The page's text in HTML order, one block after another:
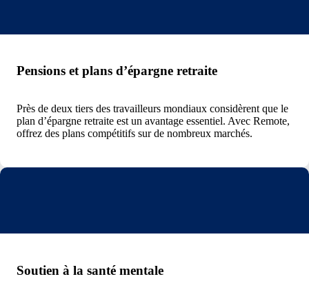
Pensions et plans d’épargne retraite
Près de deux tiers des travailleurs mondiaux considèrent que le
plan d’épargne retraite est un avantage essentiel. Avec Remote,
offrez des plans compétitifs sur de nombreux marchés.
Soutien à la santé mentale